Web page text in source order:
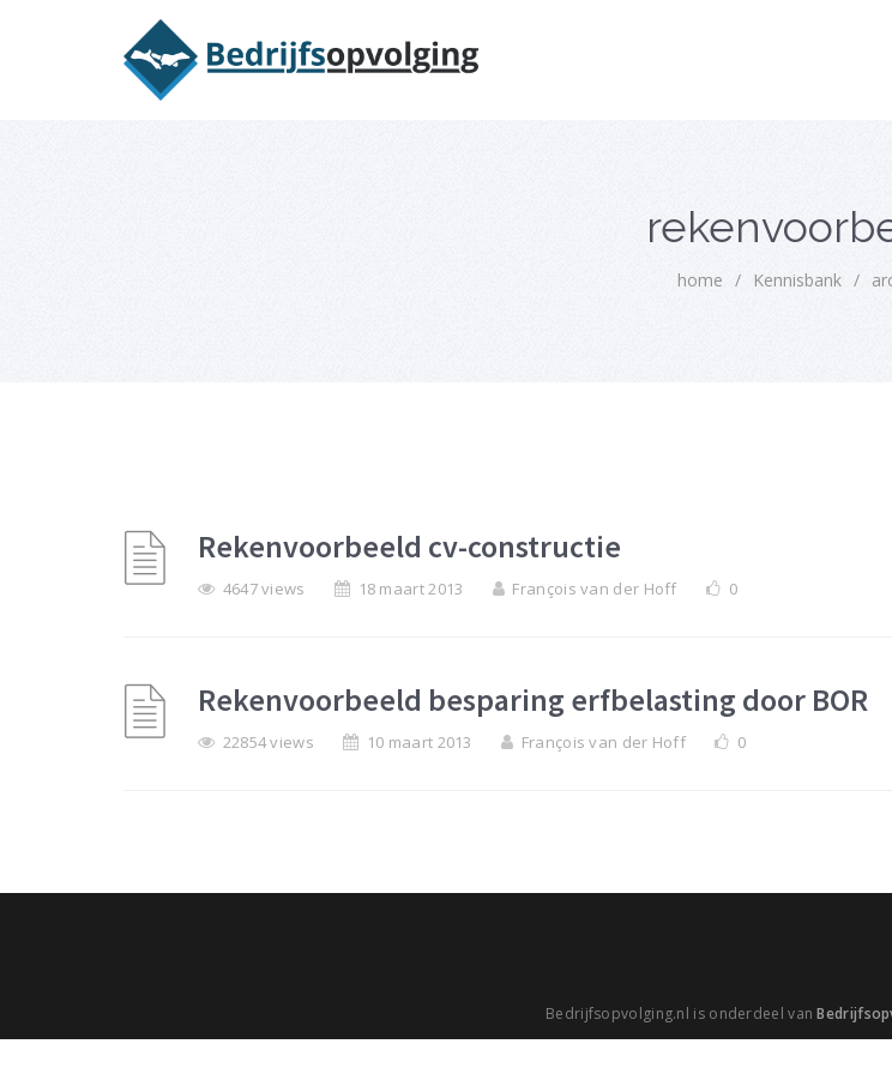
home / Kennisbank /
Rekenvoorbeeld cv-constructie
4647 views 18 maart 2013 François van der Hoff 0
Rekenvoorbeeld besparing erfbelasting door BOR
22854 views 10 maart 2013 François van der Hoff 0
Bedrijfsopvolging.nl is onderdeel van
Oriëntatiememo bedrijfsopvolging voor fiscaal